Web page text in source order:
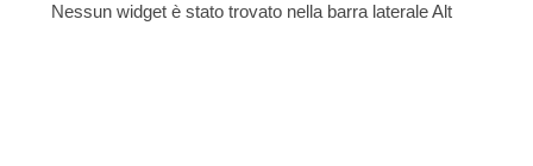
Nessun widget è stato trovato nella barra laterale Alt